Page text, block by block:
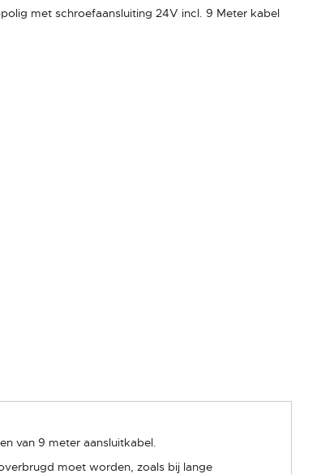
met schroefaansluiting 24V incl. 9 Meter kabel
van 9 meter aansluitkabel.
moet worden, zoals bij lange